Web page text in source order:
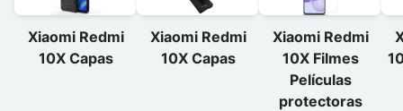
Xiaomi Redmi
10X Capas
Xiaomi Redmi
10X Capas
Xiaomi Redmi
10X Filmes
Películas
protectoras